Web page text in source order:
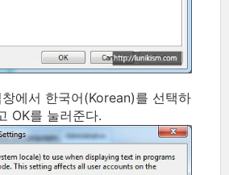
에서 한국어(Korean)를 선택하
OK를 눌러준다.